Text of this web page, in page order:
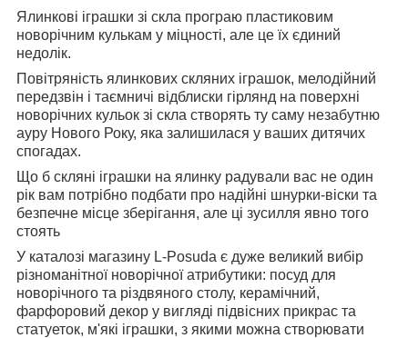
Ялинкові іграшки зі скла програю пластиковим
новорічним кулькам у міцності, але це їх єдиний
недолік.
Повітряність ялинкових скляних іграшок, мелодійний
передзвін і таємничі відблиски гірлянд на поверхні
новорічних кульок зі скла створять ту саму незабутню
ауру Нового Року, яка залишилася у ваших дитячих
спогадах.
Що б скляні іграшки на ялинку радували вас не один
рік вам потрібно подбати про надійні шнурки-віски та
безпечне місце зберігання, але ці зусилля явно того
стоять
У каталозі магазину L-Posuda є дуже великий вибір
різноманітної новорічної атрибутики: посуд для
новорічного та різдвяного столу, керамічний,
фарфоровий декор у вигляді підвісних прикрас та
статуеток, м'які іграшки, з якими можна створювати